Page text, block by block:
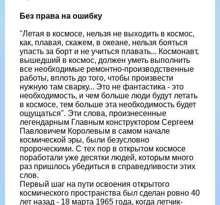
Без права на ошибку
"Летая в космосе, нельзя не выходить в космос,
как, плавая, скажем, в океане, нельзя бояться
упасть за борт и не учиться плавать... Космонавт,
вышедший в космос, должен уметь выполнить
все необходимые ремонтно-производственные
работы, вплоть до того, чтобы произвести
нужную там сварку... Это не фантастика - это
необходимость, и чем больше люди будут летать
в космосе, тем больше эта необходимость будет
ощущаться". Эти слова, произнесенные
легендарным Главным конструктором Сергеем
Павловичем Королевым в самом начале
космической эры, были безусловно
пророческими. С тех пор в открытом космосе
поработали уже десятки людей, которым много
раз пришлось убедиться в справедливости этих
слов.
Первый шаг на пути освоения открытого
космического пространства был сделан ровно 40
лет назад - 18 марта 1965 года, когда летчик-